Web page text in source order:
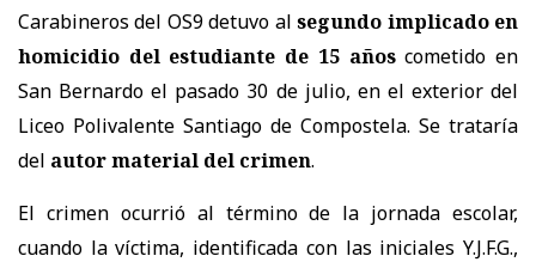
Carabineros del OS9 detuvo al segundo implicado en
homicidio del estudiante de 15 añoscometido en
San Bernardo el pasado 30 de julio, en el exterior del
Liceo Polivalente Santiago de Compostela. Se trataría
del autor material del crimen.
El crimen ocurrió al término de la jornada escolar,
cuando la víctima, identificada con las iniciales Y.J.F.G.,